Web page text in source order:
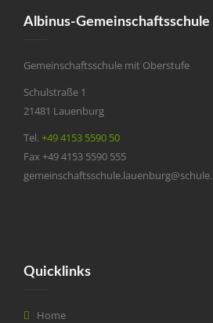
Albinus-Gemeinschaftsschule
Gemeinschaftsschule mit Oberstufe
Schulstraße 1
21481 Lauenburg
Tel.+49 4153 5590 50
Fax +49 4153 5590 555
Quicklinks
Home